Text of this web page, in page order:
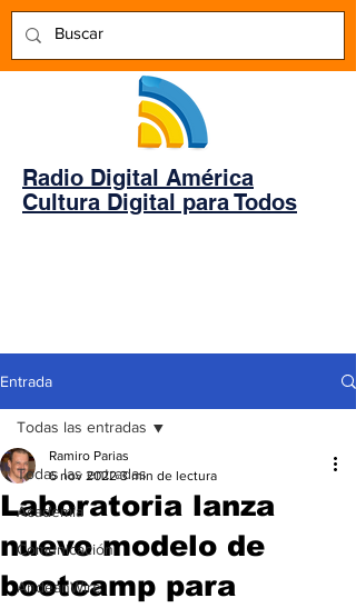
Radio Digital América
Cultura Digital para Todos
Entrada
Todas las entradas
Academia
Comunicación
AndeanWire
Todas las entradas
Laboratoria lanza
nuevo modelo de
bootcamp para
Ramiro Parias
6 nov 2022 3 min de lectura